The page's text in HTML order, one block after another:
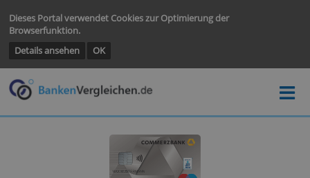
Dieses Portal verwendet Cookies zur Optimierung der
Browserfunktion.
Details ansehen OK